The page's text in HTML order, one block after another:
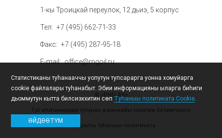
1-кы Троицкай переулок, 12 дьиэ, 5 корпус
Тел
+7 (495) 662-71-33
Факс
+7 (495) 287-95-18
E-mail office@rngoil.ru
© «РНГ» АУо
Тус иһитиннэрии туһунан дааннайы үөрэтии бэлиитикэтэ
Тылдьыты туһаныы политиката
Статистиканы туһанааччы уопутун тупсарарга уонна хомуйарга
cookie файлалары туһанабыт. Эбии информацияны ыларга биһиги
дьоммутун кытта билсиэххитин сөп Туһаныы политиката Cookie.
ӨЙДӨӨТҮМ